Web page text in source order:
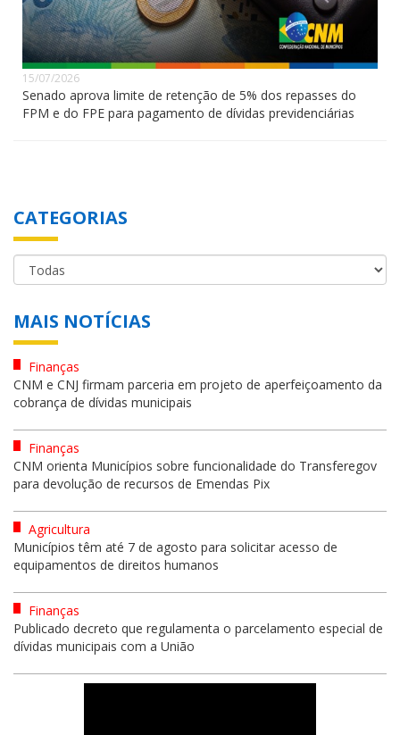
15/07/2026
Senado aprova limite de retenção de 5% dos repasses do
FPM e do FPE para pagamento de dívidas previdenciárias
CATEGORIAS
MAIS NOTÍCIAS
Finanças
CNM e CNJ firmam parceria em projeto de aperfeiçoamento da
cobrança de dívidas municipais
Finanças
CNM orienta Municípios sobre funcionalidade do Transferegov
para devolução de recursos de Emendas Pix
Agricultura
Municípios têm até 7 de agosto para solicitar acesso de
equipamentos de direitos humanos
Finanças
Publicado decreto que regulamenta o parcelamento especial de
dívidas municipais com a União